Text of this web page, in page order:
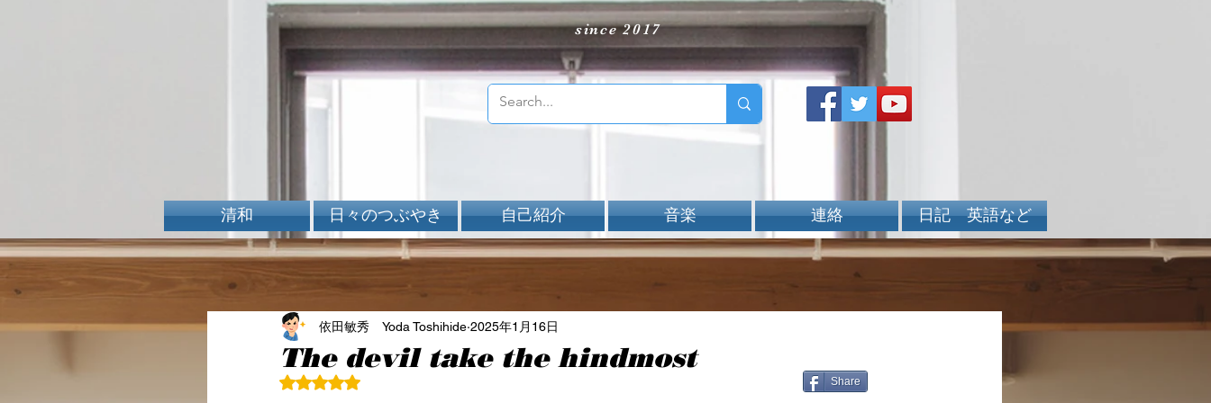
since 2017
清和 日々のつぶやき 自己紹介 音楽 連絡 日記 英語など
The devil take the hindmost
依田敏秀 Yoda Toshihide 2025年1月16日
5つ星のうちNaNと評価されています。 Share